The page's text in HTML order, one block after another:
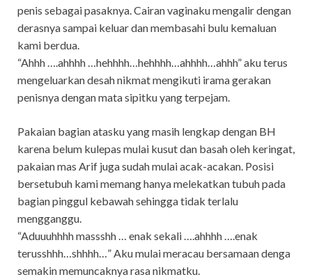
penis sebagai pasaknya. Cairan vaginaku mengalir dengan
derasnya sampai keluar dan membasahi bulu kemaluan
kami berdua.
“Ahhh ….ahhhh …hehhhh…hehhhh…ahhhh…ahhh” aku terus
mengeluarkan desah nikmat mengikuti irama gerakan
penisnya dengan mata sipitku yang terpejam.
Pakaian bagian atasku yang masih lengkap dengan BH
karena belum kulepas mulai kusut dan basah oleh keringat,
pakaian mas Arif juga sudah mulai acak-acakan. Posisi
bersetubuh kami memang hanya melekatkan tubuh pada
bagian pinggul kebawah sehingga tidak terlalu
mengganggu.
“Aduuuhhhh massshh … enak sekali ….ahhhh ….enak
terusshhh…shhhh…” Aku mulai meracau bersamaan denga
semakin memuncaknya rasa nikmatku.